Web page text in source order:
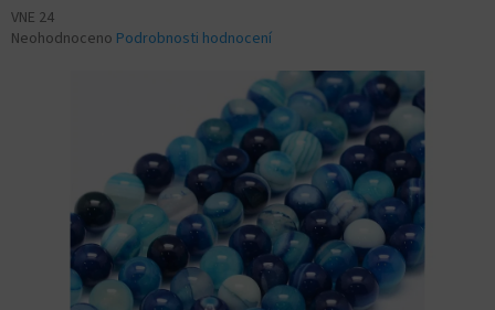
VNE 24
Průměrné
Neohodnoceno Podrobnosti hodnocení